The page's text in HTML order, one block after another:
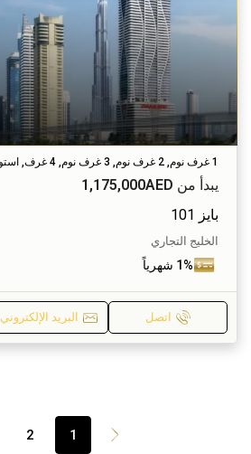
1 غرف نوم, 2 غرف نوم, 3 غرف نوم, 4 غرف, استوديو
يبدأ من 1,175,000AED
بايز 101
الخليج التجاري
1% شهرياً
اتصل البريد الإلكتروني
1
2